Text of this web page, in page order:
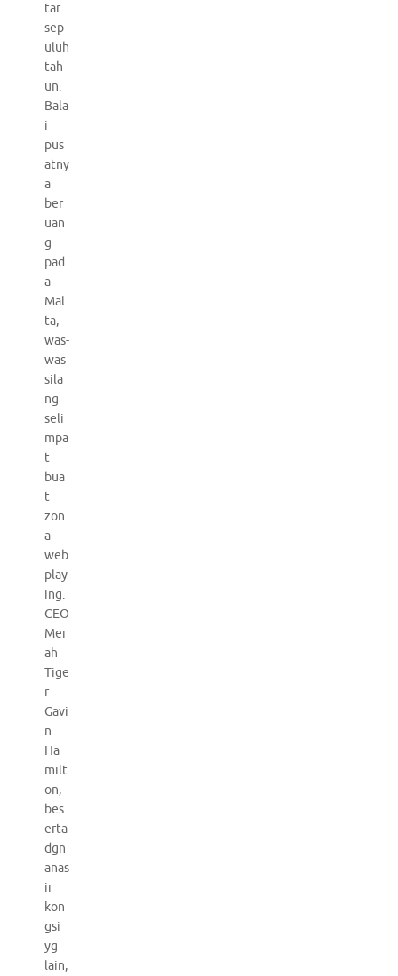
tar
sep
uluh
tah
un.
Bala
i
pus
atny
a
ber
uan
g
pad
a
Mal
ta,
was-
was
sila
ng
seli
mpa
t
bua
t
zon
a
web
play
ing.
CEO
Mer
ah
Tige
r
Gavi
n
Ha
milt
on,
bes
erta
dgn
anas
ir
kon
gsi
yg
lain,